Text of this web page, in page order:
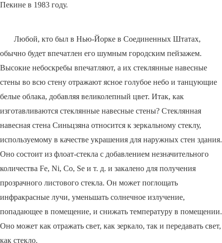
Пекине в 1983 году.
Любой, кто был в Нью-Йорке в Соединенных Штатах,
обычно будет впечатлен его шумным городским пейзажем.
Высокие небоскребы впечатляют, а их стеклянные навесные
стены во всю стену отражают ясное голубое небо и танцующие
белые облака, добавляя великолепный цвет. Итак, как
изготавливаются стеклянные навесные стены? Стеклянная
навесная стена Синьцзяна относится к зеркальному стеклу,
используемому в качестве украшения для наружных стен здания.
Оно состоит из флоат-стекла с добавлением незначительного
количества Fe, Ni, Co, Se и т. д. и закалено для получения
прозрачного листового стекла. Он может поглощать
инфракрасные лучи, уменьшать солнечное излучение,
попадающее в помещение, и снижать температуру в помещении.
Оно может как отражать свет, как зеркало, так и передавать свет,
как стекло.